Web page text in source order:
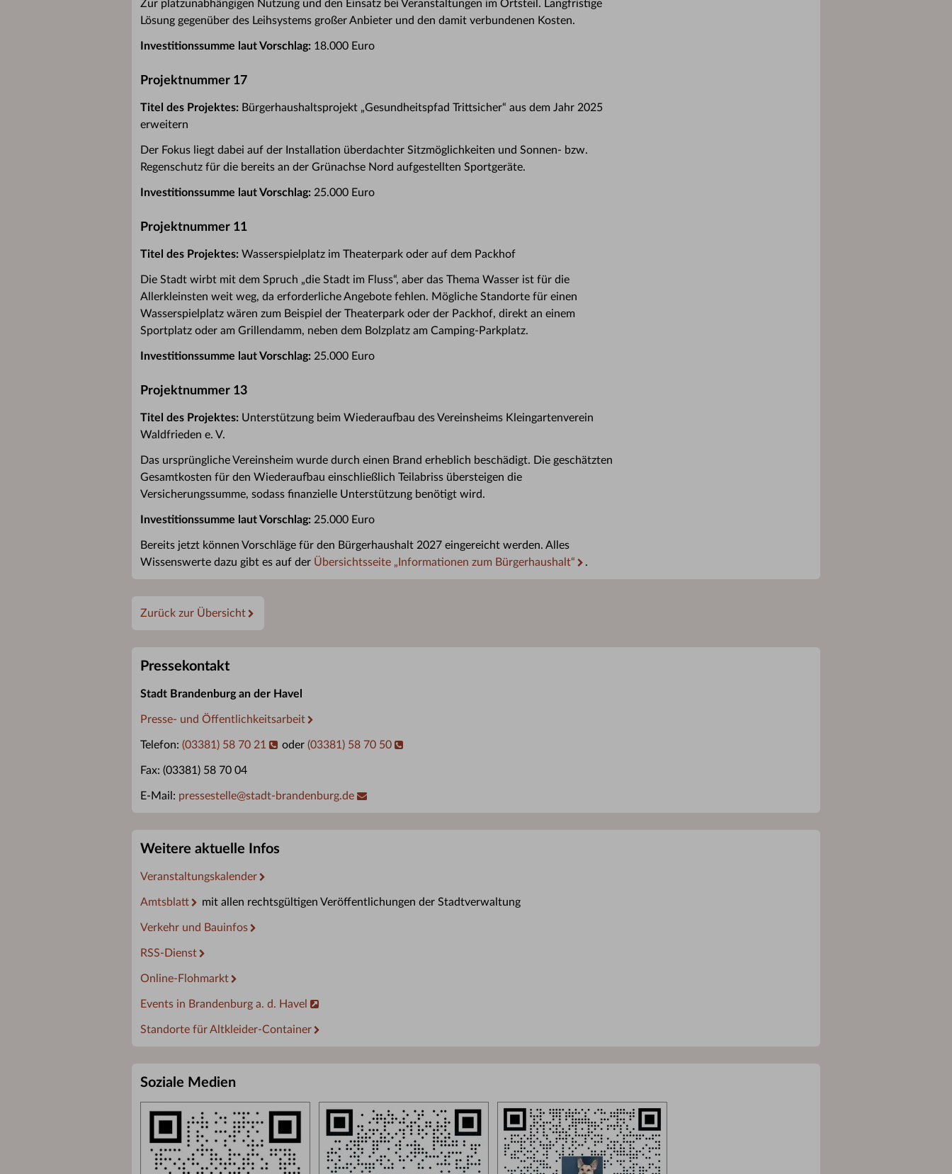
Zur platzunabhängigen Nutzung und den Einsatz bei Veranstaltungen im Ortsteil. Langfristige
Lösung gegenüber des Leihsystems großer Anbieter und den damit verbundenen Kosten.
Investitionssumme laut Vorschlag: 18.000 Euro
Projektnummer 17
Titel des Projektes: Bürgerhaushaltsprojekt „Gesundheitspfad Trittsicher“ aus dem Jahr 2025
erweitern
Der Fokus liegt dabei auf der Installation überdachter Sitzmöglichkeiten und Sonnen- bzw.
Regenschutz für die bereits an der Grünachse Nord aufgestellten Sportgeräte.
Investitionssumme laut Vorschlag: 25.000 Euro
Projektnummer 11
Titel des Projektes: Wasserspielplatz im Theaterpark oder auf dem Packhof
Die Stadt wirbt mit dem Spruch „die Stadt im Fluss“, aber das Thema Wasser ist für die
Allerkleinsten weit weg, da erforderliche Angebote fehlen. Mögliche Standorte für einen
Wasserspielplatz wären zum Beispiel der Theaterpark oder der Packhof, direkt an einem
Sportplatz oder am Grillendamm, neben dem Bolzplatz am Camping-Parkplatz.
Investitionssumme laut Vorschlag: 25.000 Euro
Projektnummer 13
Titel des Projektes: Unterstützung beim Wiederaufbau des Vereinsheims Kleingartenverein
Waldfrieden e. V.
Das ursprüngliche Vereinsheim wurde durch einen Brand erheblich beschädigt. Die geschätzten
Gesamtkosten für den Wiederaufbau einschließlich Teilabriss übersteigen die
Versicherungssumme, sodass finanzielle Unterstützung benötigt wird.
Investitionssumme laut Vorschlag: 25.000 Euro
Bereits jetzt können Vorschläge für den Bürgerhaushalt 2027 eingereicht werden. Alles
Wissenswerte dazu gibt es auf der Übersichtsseite „Informationen zum Bürgerhaushalt“ .
Zurück zur Übersicht
Pressekontakt
Stadt Brandenburg an der Havel
Presse- und Öffentlichkeitsarbeit
Telefon: (03381) 58 70 21 oder (03381) 58 70 50
Fax: (03381) 58 70 04
E-Mail: pressestelle@stadt-brandenburg.de
Weitere aktuelle Infos
Veranstaltungskalender
Amtsblatt mit allen rechtsgültigen Veröffentlichungen der Stadtverwaltung
Verkehr und Bauinfos
RSS-Dienst
Online-Flohmarkt
Events in Brandenburg a. d. Havel
Standorte für Altkleider-Container
Soziale Medien